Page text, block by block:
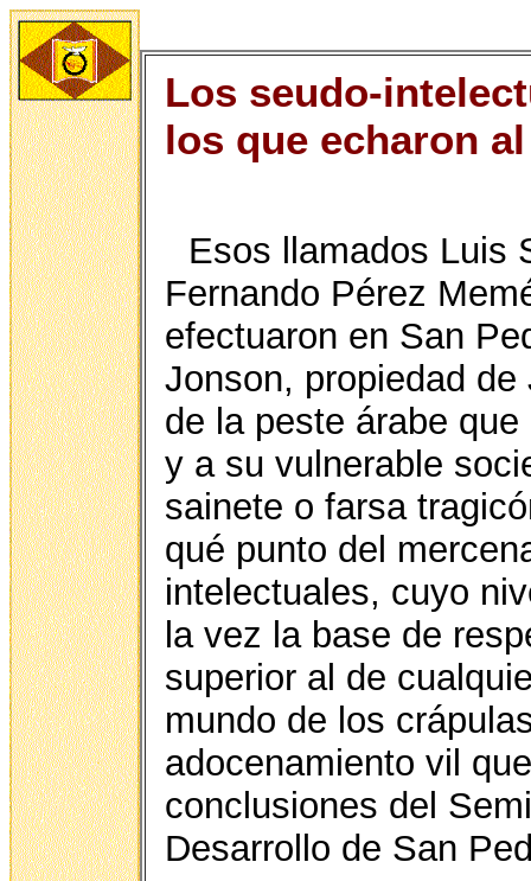
Los seudo-
los que echaron
Esos llamados Luis
Fernando Pérez
efectuaron en San
Jonson, propiedad
de la peste árabe
y a su vulnerable
sainete o farsa
qué punto del
intelectuales, cuyo
la vez la base de
superior al de
mundo de los
adocenamiento vil
conclusiones del
Desarrollo de San